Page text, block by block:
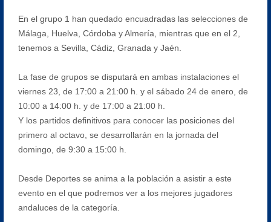
En el grupo 1 han quedado encuadradas las selecciones de
Málaga, Huelva, Córdoba y Almería, mientras que en el 2,
tenemos a Sevilla, Cádiz, Granada y Jaén.
La fase de grupos se disputará en ambas instalaciones el
viernes 23, de 17:00 a 21:00 h. y el sábado 24 de enero, de
10:00 a 14:00 h. y de 17:00 a 21:00 h.
Y los partidos definitivos para conocer las posiciones del
primero al octavo, se desarrollarán en la jornada del
domingo, de 9:30 a 15:00 h.
Desde Deportes se anima a la población a asistir a este
evento en el que podremos ver a los mejores jugadores
andaluces de la categoría.